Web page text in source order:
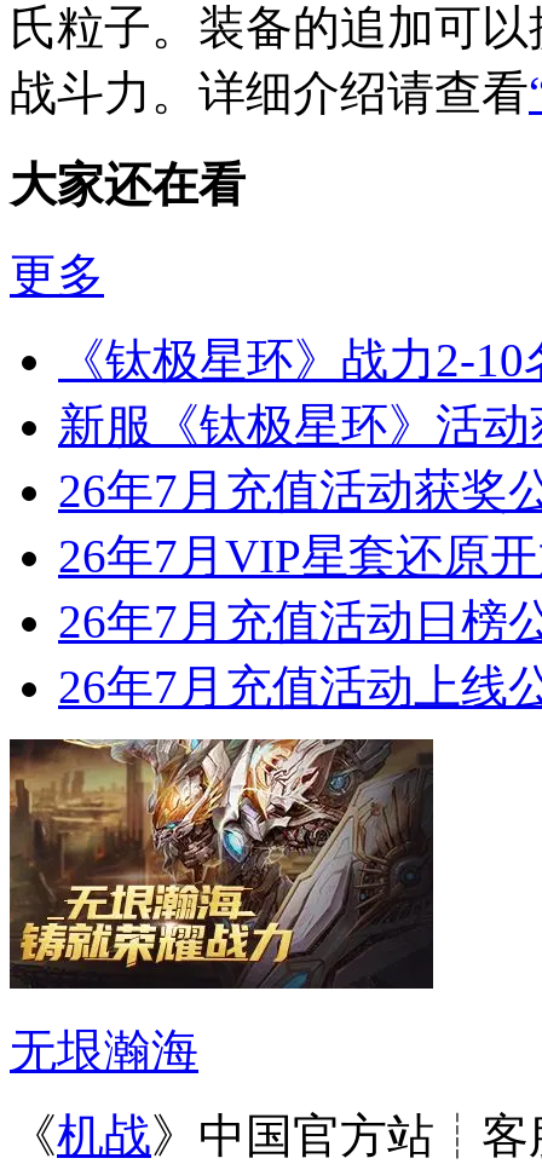
氏粒子。装备的追加可
战斗力。详细介绍请查看
大家还在看
更多
《钛极星环》战力2-
新服《钛极星环》活
26年7月充值活动获奖
26年7月VIP星套还原
26年7月充值活动日榜
26年7月充值活动上线
无垠瀚海
《机战》中国官方站┊客